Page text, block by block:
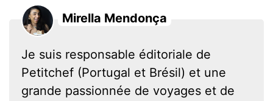
Mirella Mendonça
Je suis responsable éditoriale de
Petitchef (Portugal et Brésil) et une
grande passionnée de voyages et de